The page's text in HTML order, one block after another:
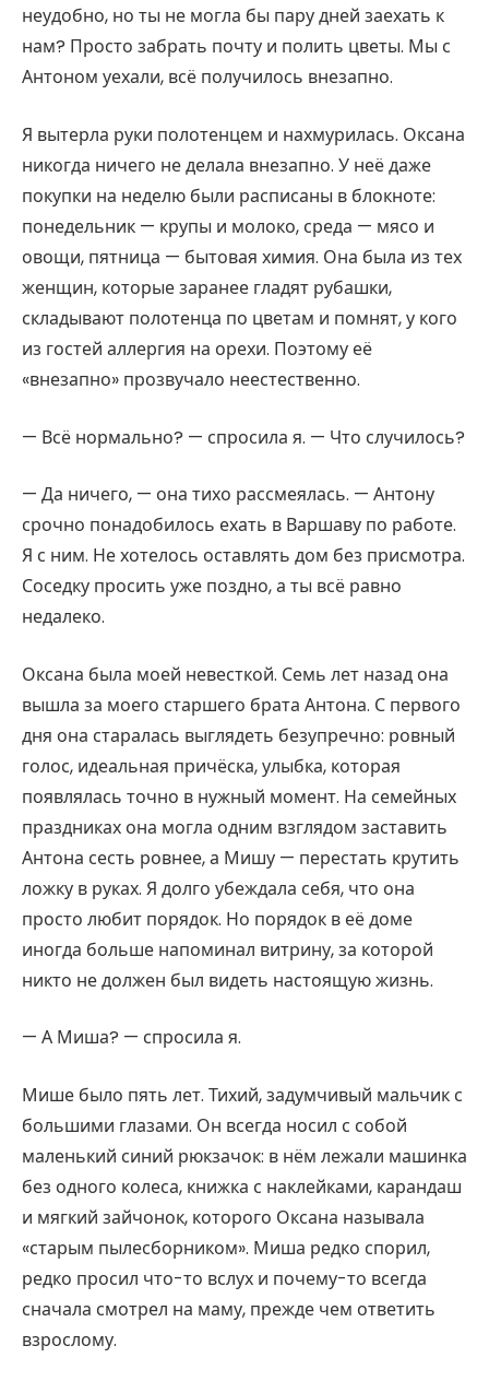
неудобно, но ты не могла бы пару дней заехать к
нам? Просто забрать почту и полить цветы. Мы с
Антоном уехали, всё получилось внезапно.
Я вытерла руки полотенцем и нахмурилась. Оксана
никогда ничего не делала внезапно. У неё даже
покупки на неделю были расписаны в блокноте:
понедельник — крупы и молоко, среда — мясо и
овощи, пятница — бытовая химия. Она была из тех
женщин, которые заранее гладят рубашки,
складывают полотенца по цветам и помнят, у кого
из гостей аллергия на орехи. Поэтому её
«внезапно» прозвучало неестественно.
— Всё нормально? — спросила я. — Что случилось?
— Да ничего, — она тихо рассмеялась. — Антону
срочно понадобилось ехать в Варшаву по работе.
Я с ним. Не хотелось оставлять дом без присмотра.
Соседку просить уже поздно, а ты всё равно
недалеко.
Оксана была моей невесткой. Семь лет назад она
вышла за моего старшего брата Антона. С первого
дня она старалась выглядеть безупречно: ровный
голос, идеальная причёска, улыбка, которая
появлялась точно в нужный момент. На семейных
праздниках она могла одним взглядом заставить
Антона сесть ровнее, а Мишу — перестать крутить
ложку в руках. Я долго убеждала себя, что она
просто любит порядок. Но порядок в её доме
иногда больше напоминал витрину, за которой
никто не должен был видеть настоящую жизнь.
— А Миша? — спросила я.
Мише было пять лет. Тихий, задумчивый мальчик с
большими глазами. Он всегда носил с собой
маленький синий рюкзачок: в нём лежали машинка
без одного колеса, книжка с наклейками, карандаш
и мягкий зайчонок, которого Оксана называла
«старым пылесборником». Миша редко спорил,
редко просил что-то вслух и почему-то всегда
сначала смотрел на маму, прежде чем ответить
взрослому.